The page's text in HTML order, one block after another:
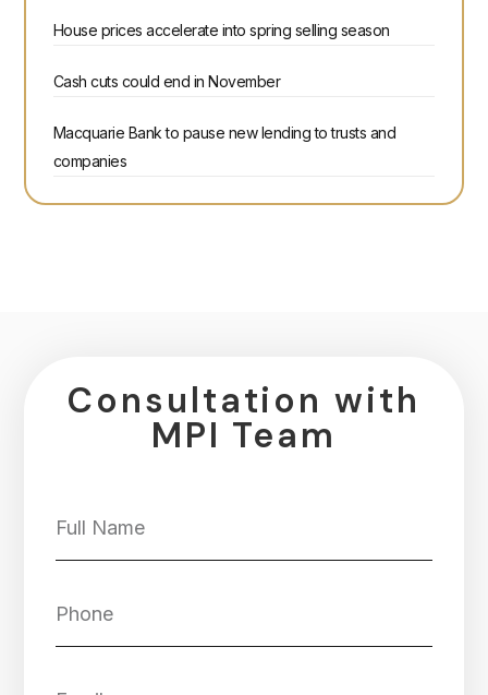
House prices accelerate into spring selling season
Cash cuts could end in November
Macquarie Bank to pause new lending to trusts and
companies
Consultation with
MPI Team